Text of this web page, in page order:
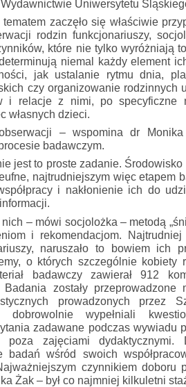
Uniwersytetu
zaczęło się właściwie
rodzin funkcjonariuszy,
które nie tylko wyróżniają
niemal każdy element
jak ustalanie rytmu dnia,
czy organizowanie rodzinnych
i relacje z nimi, po specyficzne
własnych dzieci.
– wspomina dr Monika
badawczym.
jest to proste zadanie.
najtrudniejszym więc etapem
i nakłonienie ich do
nich – mówi socjolożka – metodą
i rekomendacjom.
naruszało to bowiem ich
o których szczególnie kobiety
badawczy zawierał 912
Badania zostały przeprowadzone
prowadzonych przez
dobrowolnie wypełniali
zadawane podczas wywiadu
poza zajęciami dydaktycznymi.
badań wśród swoich
czynnikiem doboru
Żak – był co najmniej kilkuletni